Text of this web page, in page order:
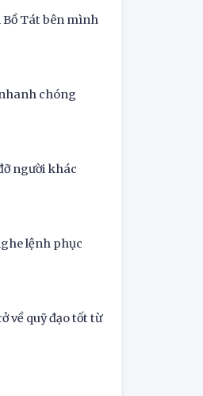
Bồ Tát bên mình
chóng
người khác
lệnh phục
về quỹ đạo tốt từ